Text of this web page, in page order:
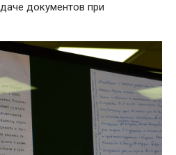
документов при